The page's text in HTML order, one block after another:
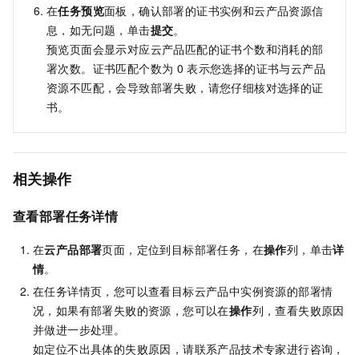
在任务预览面板，确认部署的证书实例和云产品资源信
息，如无问题，单击提交。
预览页面会显示对应云产品匹配的证书个数和消耗的部
署次数。证书匹配个数为 0 表示您选择的证书与云产品
资源不匹配，会导致部署失败，请您仔细核对选择的证
书。
相关操作
查看部署任务详情
在云产品部署页面，定位到目标部署任务，在操作列，单击详
情。
在任务详情页，您可以查看目标云产品中实例资源的部署情
况，如果有部署失败的资源，您可以在操作列，查看失败原因
并做进一步处理。
如定位不出具体的失败原因，请联系产品技术专家进行咨询，